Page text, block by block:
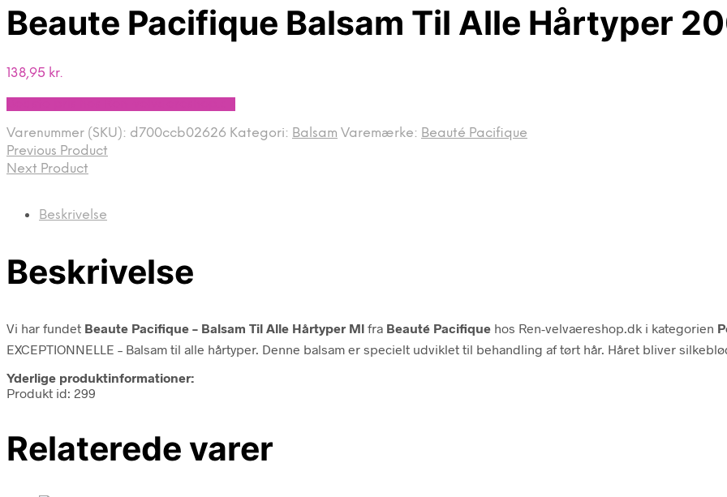
Beaute Pacifique Balsam Til Alle Hårtyper
138,95 kr.
Varenummer (SKU): d700ccb02626 Kategori: Balsam Varemærke: Beauté Pacifique
Previous Product
Next Product
Beskrivelse
Beskrivelse
Vi har fundet Beaute Pacifique – Balsam Til Alle Hårtyper Ml fra Beauté Pacifique hos Ren-velvaereshop.dk i kategorien
EXCEPTIONNELLE – Balsam til alle hårtyper. Denne balsam er specielt udviklet til behandling af tørt hår. Håret bliver
Yderlige produktinformationer:
Produkt id: 299
Relaterede varer